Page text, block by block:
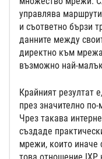
управлява
и съответно бързи
данните между
директно към
възможно най-
Крайният резултат
през значително
Чрез такава
създаде
мрежи, които иначе
това отношение IXP